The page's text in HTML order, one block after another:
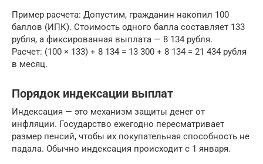
Пример расчета: Допустим, гражданин накопил 100
баллов (ИПК). Стоимость одного балла составляет 133
рубля, а фиксированная выплата — 8 134 рубля.
Расчет: (100 × 133) + 8 134 = 13 300 + 8 134 = 21 434 рубля
в месяц.
Порядок индексации выплат
Индексация — это механизм защиты денег от
инфляции. Государство ежегодно пересматривает
размер пенсий, чтобы их покупательная способность не
падала. Обычно индексация происходит с 1 января.